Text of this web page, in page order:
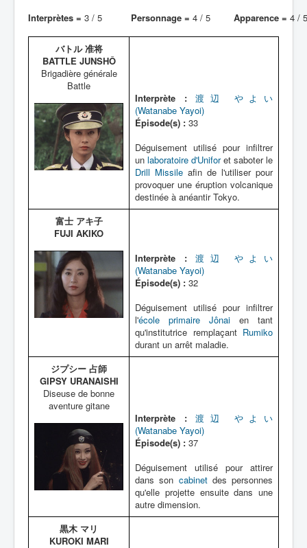
Interprètes = 3 / 5 Personnage = 4 / 5 Apparence = 4 / 5
バトル 准将
BATTLE JUNSHÔ
Brigadière générale
Battle
Interprète :
渡辺 やよい
(Watanabe Yayoi)
Épisode(s) : 33
Déguisement utilisé pour infiltrer
un laboratoire d'Uniforet saboter le
Drill Missile afin de l'utiliser pour
provoquer une éruption volcanique
destinée à anéantir Tokyo.
富士 アキ子
FUJI AKIKO
Interprète :
渡辺 やよい
(Watanabe Yayoi)
Épisode(s) : 32
Déguisement utilisé pour infiltrer
l'école primaire Jônai en tant
qu'institutrice remplaçant Rumiko
durant un arrêt maladie.
ジプシー 占師
GIPSY URANAISHI
Diseuse de bonne
aventure gitane
Interprète :
渡辺 やよい
(Watanabe Yayoi)
Épisode(s) : 37
Déguisement utilisé pour attirer
dans son cabinetdes personnes
qu'elle projette ensuite dans une
autre dimension.
黒木 マリ
KUROKI MARI